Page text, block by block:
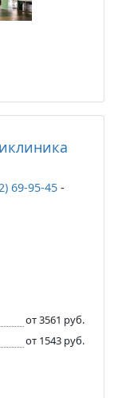
69-95-45 -
от 3561 руб.
от 1543 руб.